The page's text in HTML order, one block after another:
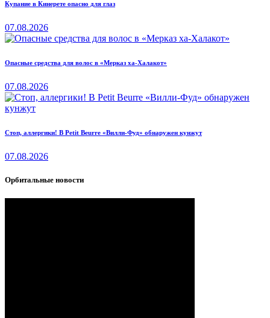
Купание в Кинерете опасно для глаз
07.08.2026
Опасные средства для волос в «Мерказ ха-Халакот»
07.08.2026
Стоп, аллергики! В Petit Beurre «Вилли-Фуд» обнаружен кунжут
07.08.2026
Орбитальные новости